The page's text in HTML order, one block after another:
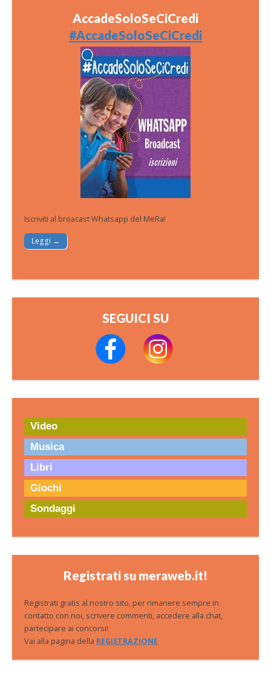
AccadeSoloSeCiCredi
#AccadeSoloSeCiCredi
Iscriviti al broacast Whatsapp del MeRa!
Leggi →
SEGUICI SU
Video
Musica
Libri
Giochi
Sondaggi
Registrati su meraweb.it!
Registrati gratis al nostro sito, per rimanere sempre in
contatto con noi, scrivere commenti, accedere alla chat,
partecipare ai concorsi!
Vai alla pagina della REGISTRAZIONE